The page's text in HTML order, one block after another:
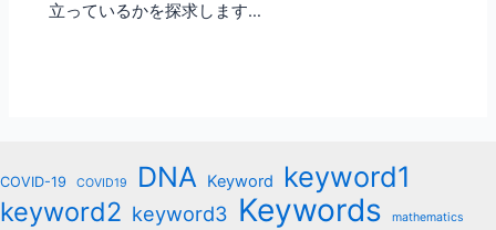
立っているかを探求します…
COVID-19 COVID19 DNA Keyword keyword1
keyword2 keyword3 Keywords mathematics